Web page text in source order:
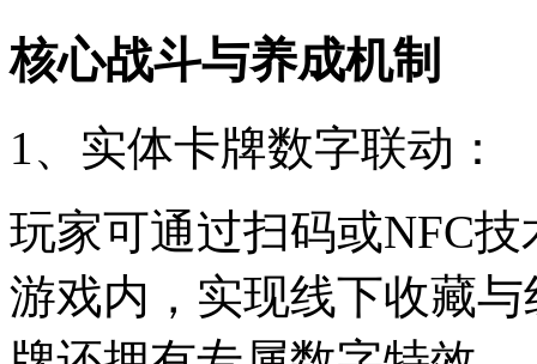
核心战斗与养成机制
1、实体卡牌数字联动：
玩家可通过扫码或NFC
游戏内，实现线下收藏